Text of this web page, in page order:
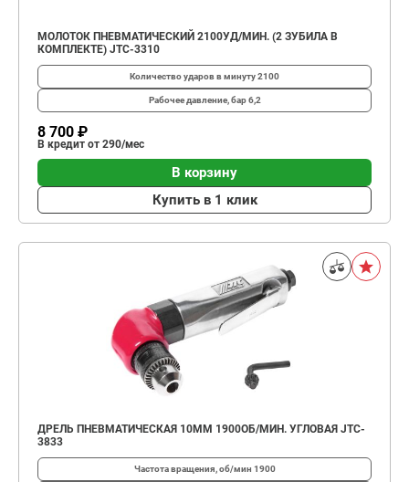
МОЛОТОК ПНЕВМАТИЧЕСКИЙ 2100УД/МИН. (2 ЗУБИЛА В
КОМПЛЕКТЕ) JTC-3310
Количество ударов в минуту2100
Рабочее давление, бар6,2
8 700 ₽
В кредит от 290/мес
В корзину
Купить в 1 клик
ДРЕЛЬ ПНЕВМАТИЧЕСКАЯ 10ММ 1900ОБ/МИН. УГЛОВАЯ JTC-
3833
Частота вращения, об/мин 1900